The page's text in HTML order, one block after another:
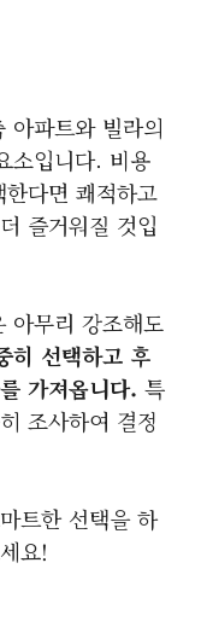
아파트와 빌라의
소입니다. 비용
다면 쾌적하고
즐거워질 것입
아무리 강조해도
히 선택하고 후
가져옵니다. 특
조사하여 결정
트한 선택을 하
요!